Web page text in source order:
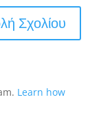
Learn how